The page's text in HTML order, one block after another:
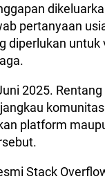
pertanyaan
diperlukan untuk
2025.
platform
Stack